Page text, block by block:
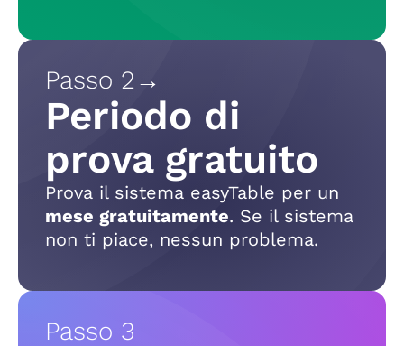
Passo 2→
Periodo di
prova gratuito
Prova il sistema easyTable per un
mese gratuitamente. Se il sistema
non ti piace, nessun problema.
Passo 3